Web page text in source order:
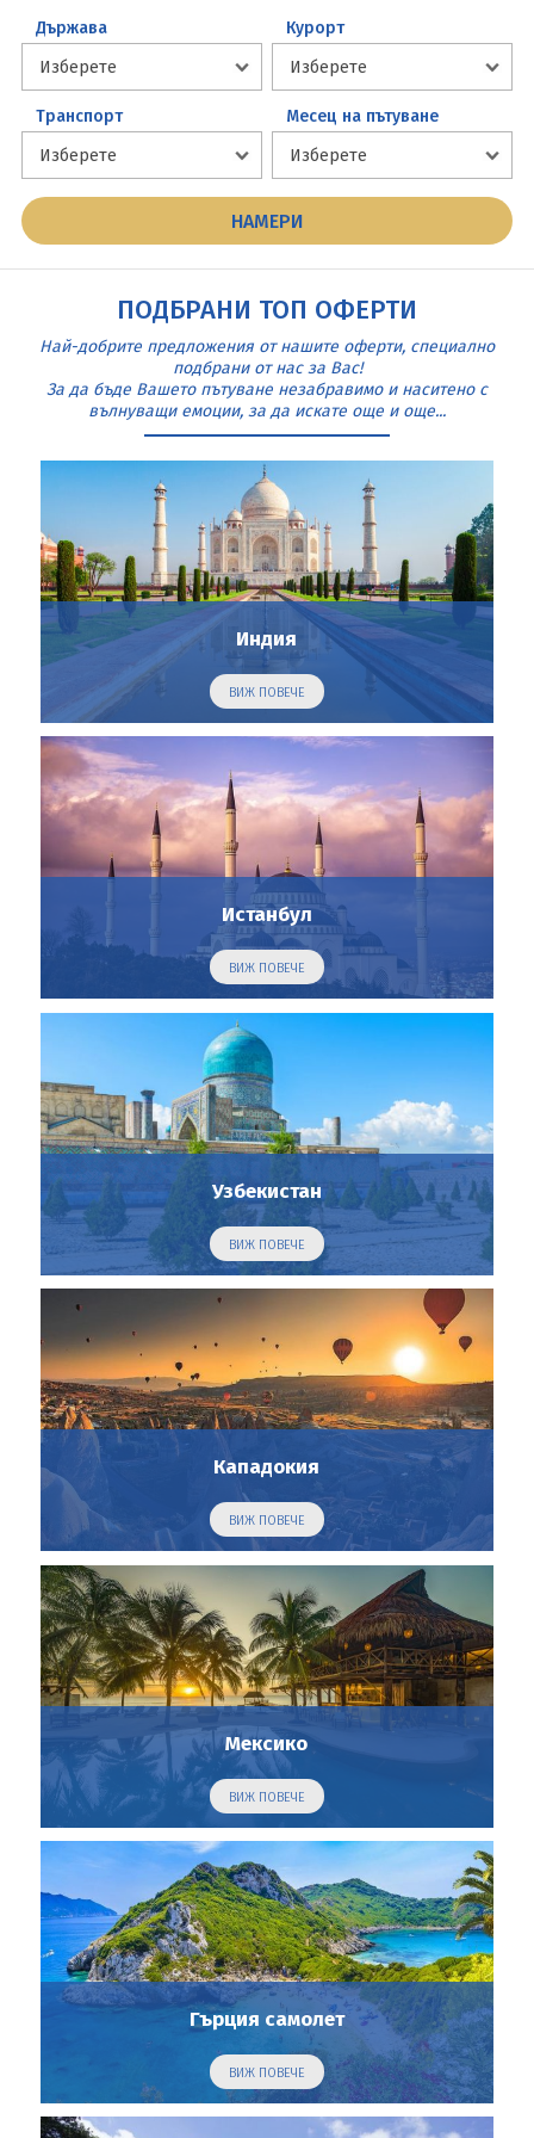
Държава Курорт
Транспорт Месец на пътуване
ПОДБРАНИ ТОП ОФЕРТИ
Най-добрите предложения от нашите оферти, специално
подбрани от нас за Вас!
За да бъде Вашето пътуване незабравимо и наситено с
вълнуващи емоции, за да искате още и още...
Индия
ВИЖ ПОВЕЧЕ
Истанбул
ВИЖ ПОВЕЧЕ
Узбекистан
ВИЖ ПОВЕЧЕ
Кападокия
ВИЖ ПОВЕЧЕ
Мексико
ВИЖ ПОВЕЧЕ
Гърция самолет
ВИЖ ПОВЕЧЕ